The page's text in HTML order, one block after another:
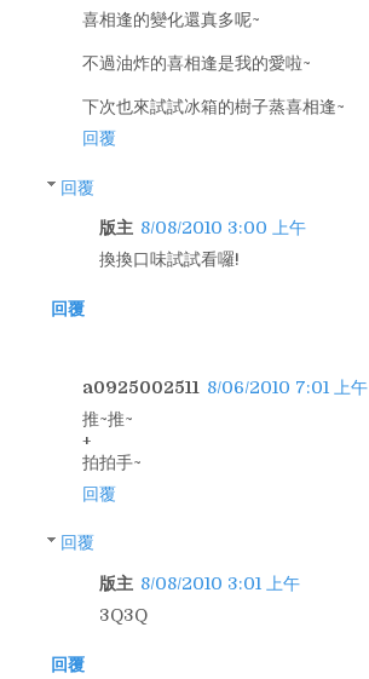
喜相逢的變化還真多呢~
不過油炸的喜相逢是我的愛啦~
下次也來試試冰箱的樹子蒸喜相逢~
回覆
回覆
版主 8/08/2010 3:00 上午
換換口味試試看囉!
回覆
a0925002511 8/06/2010 7:01 上午
推~推~
+
拍拍手~
回覆
回覆
版主 8/08/2010 3:01 上午
3Q3Q
回覆